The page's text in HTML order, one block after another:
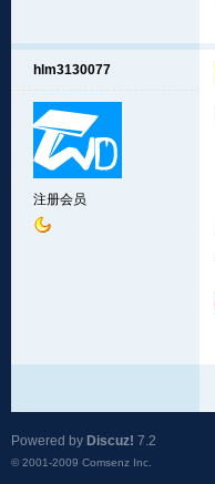
hlm3130077
注册会员
Powered by Discuz! 7.2
© 2001-2009 Comsenz Inc.